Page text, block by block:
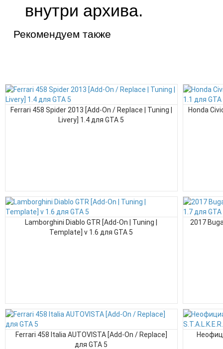
внутри архива.
Рекомендуем также
Ferrari 458 Spider 2013 [Add-On / Replace | Tuning |
Livery] 1.4 для GTA 5
Honda
Lamborghini Diablo GTR [Add-On | Tuning |
Template] v 1.6 для GTA 5
2017
Ferrari 458 Italia AUTOVISTA [Add-On / Replace]
для GTA 5